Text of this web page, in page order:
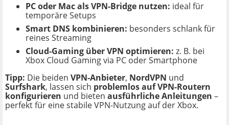
PC oder Mac als VPN-Bridge nutzen: ideal für
temporäre Setups
Smart DNS kombinieren: besonders schlank für
reines Streaming
Cloud-Gaming über VPN optimieren: z. B. bei
Xbox Cloud Gaming via PC oder Smartphone
Tipp: Die beiden VPN-Anbieter, NordVPN und
Surfshark, lassen sich problemlos auf VPN-Routern
konfigurieren und bieten ausführliche Anleitungen –
perfekt für eine stabile VPN-Nutzung auf der Xbox.